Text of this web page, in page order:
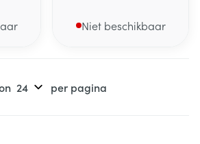
Niet beschikbaar
per pagina